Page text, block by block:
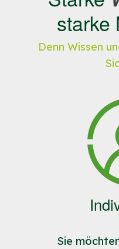
01.03. bis
Nehmen
und
fristgemäß,
Förderung
starke
Denn Wissen
Sie